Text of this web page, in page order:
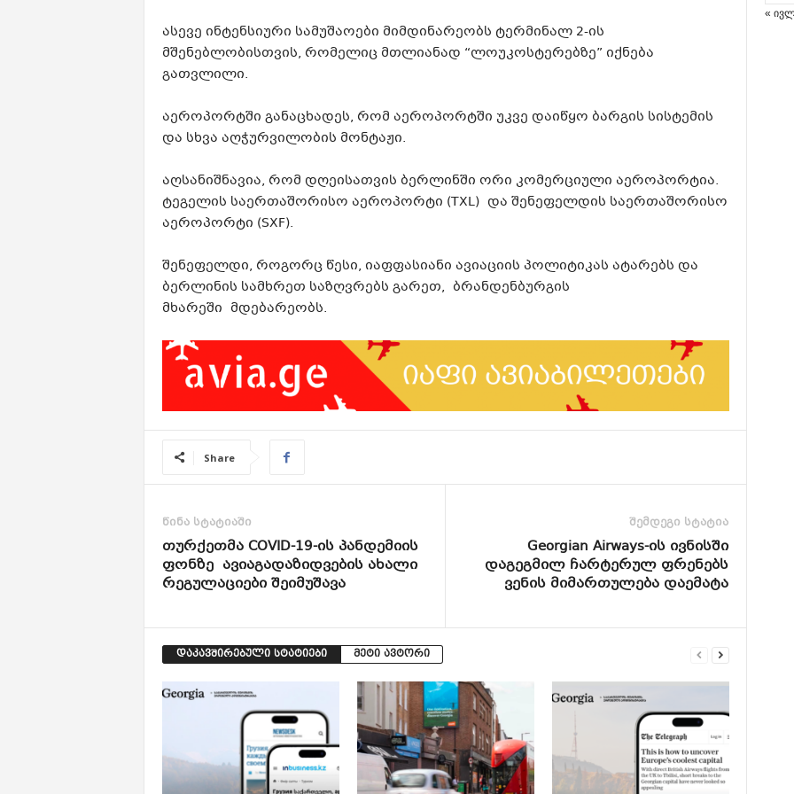
ასევე ინტენსიური სამუშაოები მიმდინარეობს ტერმინალ 2-ის
მშენებლობისთვის, რომელიც მთლიანად “ლოუკოსტერებზე” იქნება
გათვლილი.
აეროპორტში განაცხადეს, რომ აეროპორტში უკვე დაიწყო ბარგის სისტემის
და სხვა აღჭურვილობის მონტაჟი.
აღსანიშნავია, რომ დღეისათვის ბერლინში ორი კომერციული აეროპორტია.
ტეგელის საერთაშორისო აეროპორტი (TXL) და შენეფელდის საერთაშორისო
აეროპორტი (SXF).
შენეფელდი, როგორც წესი, იაფფასიანი ავიაციის პოლიტიკას ატარებს და
ბერლინის სამხრეთ საზღვრებს გარეთ, ბრანდენბურგის
მხარეში მდებარეობს.
Share
წინა სტატიაში
თურქეთმა COVID-19-ის პანდემიის
ფონზე ავიაგადაზიდვების ახალი
რეგულაციები შეიმუშავა
შემდეგი სტატია
Georgian Airways-ის ივნისში
დაგეგმილ ჩარტერულ ფრენებს
ვენის მიმართულება დაემატა
დაკავშირებული სტატიები მეტი ავტორი
«